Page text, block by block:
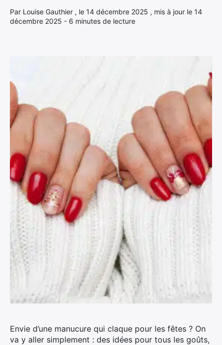
Par Louise Gauthier , le 14 décembre 2025 , mis à jour le 14
décembre 2025 - 6 minutes de lecture
Envie d’une manucure qui claque pour les fêtes ? On
va y aller simplement : des idées pour tous les goûts,